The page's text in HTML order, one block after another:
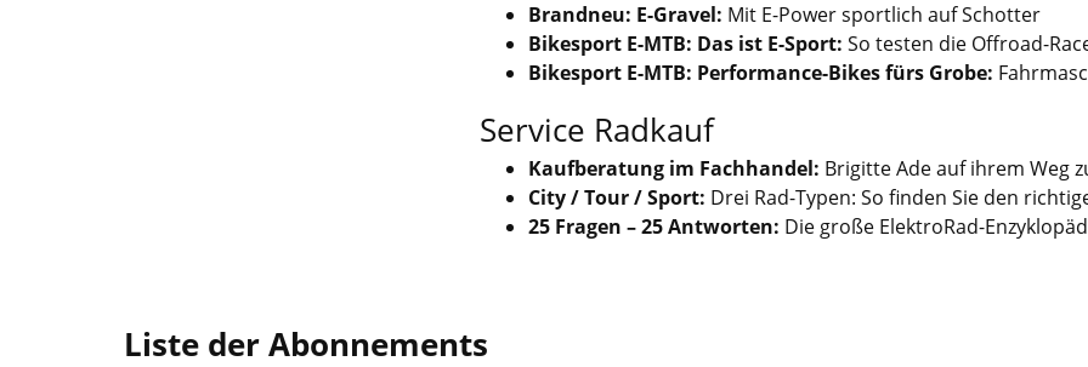
Brandneu: E-Gravel: Mit E-Power sportlich auf Schotter
Bikesport E-MTB: Das ist E-Sport: So testen die Offroad-
Bikesport E-MTB: Performance-Bikes fürs Grobe:
Service Radkauf
Kaufberatung im Fachhandel: Brigitte Ade auf ihrem Weg
City / Tour / Sport: Drei Rad-Typen: So finden Sie den
25 Fragen – 25 Antworten: Die große ElektroRad-
Liste der Abonnements